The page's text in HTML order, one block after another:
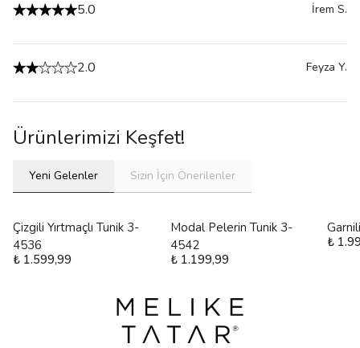
5.0 İrem S.
2.0 Feyza Y.
Ürünlerimizi Keşfet!
Yeni Gelenler Sizin İçin Önerilenler
Çizgili Yırtmaçlı Tunik 3-
4536
₺ 1.599,99
Modal Pelerin Tunik 3-
4542
₺ 1.199,99
₺